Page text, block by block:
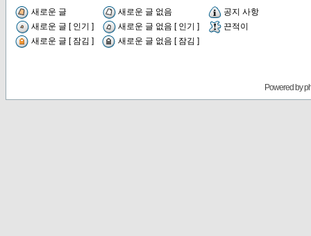
새로운 글 새로운 글 없음
공지 사항
새로운 글 [ 인기 ]
새로운 글 없음 [ 인기 ]
끈적이
새로운 글 [ 잠김 ]
새로운 글 없음 [ 잠김 ]
Powered by